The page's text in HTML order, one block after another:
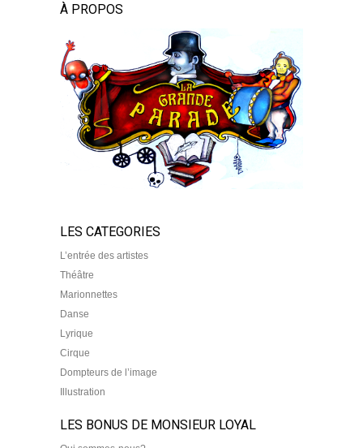
À PROPOS
LES CATEGORIES
L’entrée des artistes
Théâtre
Marionnettes
Danse
Lyrique
Cirque
Dompteurs de l’image
Illustration
LES BONUS DE MONSIEUR LOYAL